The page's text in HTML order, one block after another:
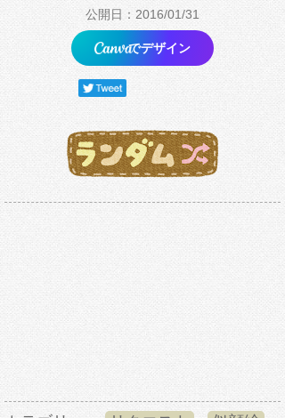
公開日：2016/01/31
でデザイン